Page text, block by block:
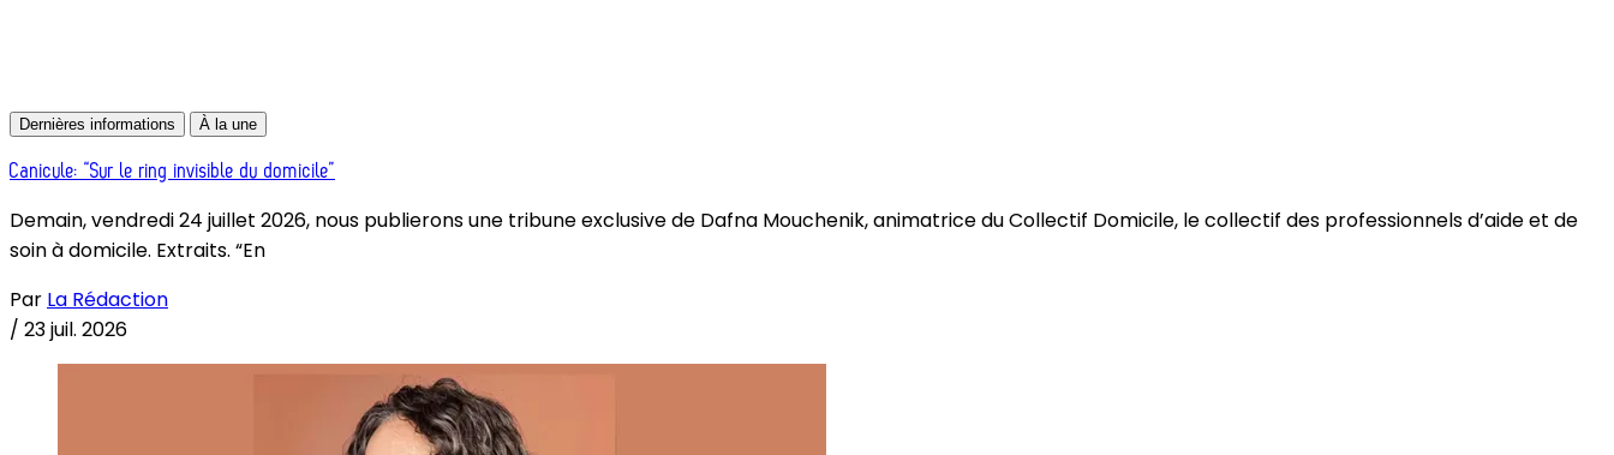
Dernières informations À la une
Canicule: “Sur le ring invisible du domicile”
Demain, vendredi 24 juillet 2026, nous publierons une tribune exclusive de Dafna Mouchenik, animatrice du Collectif Domicile, le collectif des professionnels d’aide et de
soin à domicile. Extraits. “En
Par La Rédaction
/ 23 juil. 2026